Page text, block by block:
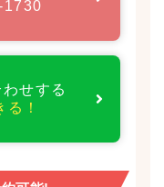
せする
！